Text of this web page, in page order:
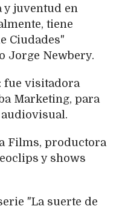
y juventud en
tiene
Ciudades"
Jorge Newbery.
fue visitadora
Marketing, para
Films, productora
y shows
"La suerte de